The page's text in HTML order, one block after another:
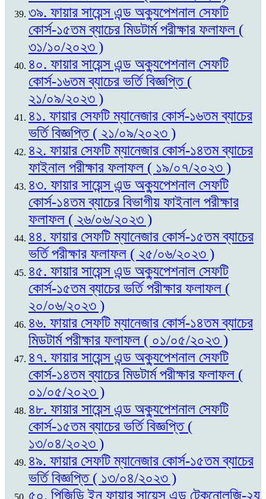
৩৯. ফায়ার সায়েন্স এন্ড অক্যুপেশনাল সেফটি
কোর্স-১৫তম ব্যাচের মিডটার্ম পরীক্ষার ফলাফল (
৩১/১০/২০২৩ )
৪০. ফায়ার সায়েন্স এন্ড অক্যুপেশনাল সেফটি
কোর্স-১৬তম ব্যাচের ভর্তি বিজ্ঞপ্তি (
২১/০৯/২০২৩ )
৪১. ফায়ার সেফটি ম্যানেজার কোর্স-১৬তম ব্যাচের
ভর্তি বিজ্ঞপ্তি ( ২১/০৯/২০২৩ )
৪২. ফায়ার সেফটি ম্যানেজার কোর্স-১৪তম ব্যাচের
ফাইনাল পরীক্ষার ফলাফল ( ১৯/০৭/২০২৩ )
৪৩. ফায়ার সায়েন্স এন্ড অক্যুপেশনাল সেফটি
কোর্স-১৪তম ব্যাচের বিভাগীয় ফাইনাল পরীক্ষার
ফলাফল ( ২৬/০৬/২০২৩ )
৪৪. ফায়ার সেফটি ম্যানেজার কোর্স-১৫তম ব্যাচের
ভর্তি পরীক্ষার ফলাফল ( ২৫/০৬/২০২৩ )
৪৫. ফায়ার সায়েন্স এন্ড অক্যুপেশনাল সেফটি
কোর্স-১৫তম ব্যাচের ভর্তি পরীক্ষার ফলাফল (
২০/০৬/২০২৩ )
৪৬. ফায়ার সেফটি ম্যানেজার কোর্স-১৪তম ব্যাচের
মিডটার্ম পরীক্ষার ফলাফল ( ০১/০৫/২০২৩ )
৪৭. ফায়ার সায়েন্স এন্ড অক্যুপেশনাল সেফটি
কোর্স-১৪তম ব্যাচের মিডটার্ম পরীক্ষার ফলাফল (
০১/০৫/২০২৩ )
৪৮. ফায়ার সায়েন্স এন্ড অক্যুপেশনাল সেফটি
কোর্স-১৫তম ব্যাচের ভর্তি বিজ্ঞপ্তি (
১৩/০৪/২০২৩ )
৪৯. ফায়ার সেফটি ম্যানেজার কোর্স-১৫তম ব্যাচের
ভর্তি বিজ্ঞপ্তি ( ১৩/০৪/২০২৩ )
৫০. পিজিডি ইন ফায়ার সায়েন্স এন্ড টেকনোলজি-২য়